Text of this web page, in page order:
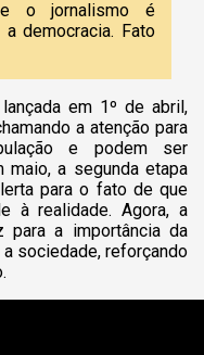
o jornalismo é
democracia. Fato
em 1º de abril,
a atenção para
e podem ser
maio, a segunda etapa
para o fato de que
à realidade. Agora, a
para a importância da
sociedade, reforçando